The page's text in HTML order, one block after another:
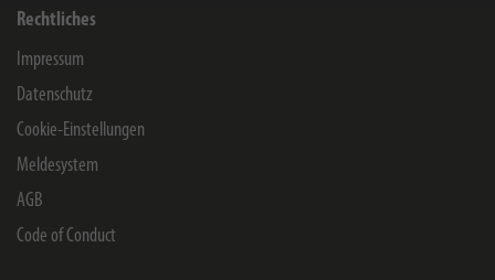
Rechtliches
Impressum
Datenschutz
Cookie-Einstellungen
Meldesystem
AGB
Code of Conduct